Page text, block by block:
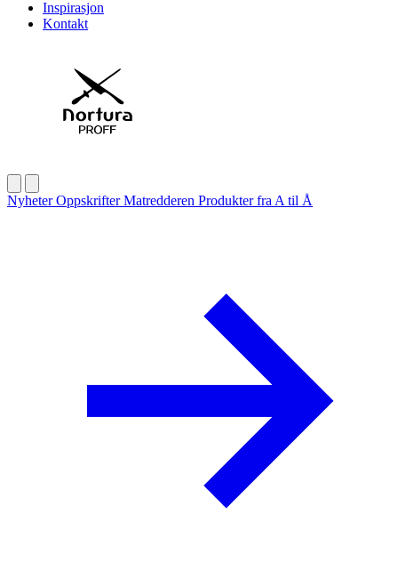
Inspirasjon
Kontakt
NyheterOppskrifterMatredderen Produkter fra A til Å